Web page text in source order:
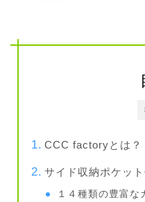
CCC factoryとは？
サイド収納ポケッ
１４種類の豊富な